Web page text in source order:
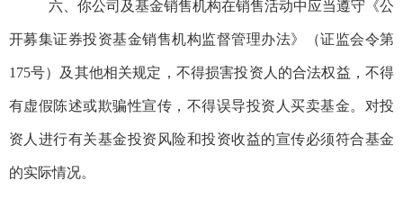
六、你公司及基金销售机构在销售活动中应当遵守《公
开募集证券投资基金销售机构监督管理办法》（证监会令第
175号）及其他相关规定，不得损害投资人的合法权益，不得
有虚假陈述或欺骗性宣传，不得误导投资人买卖基金。对投
资人进行有关基金投资风险和投资收益的宣传必须符合基金
的实际情况。